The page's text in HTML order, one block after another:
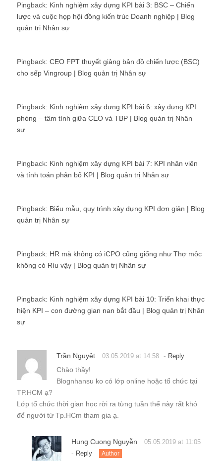
Pingback: Kinh nghiệm xây dựng KPI bài 3: BSC – Chiến
lược và cuộc họp hội đồng kiến trúc Doanh nghiệp | Blog
quản trị Nhân sự
Pingback: CEO FPT thuyết giảng bản đồ chiến lược (BSC)
cho sếp Vingroup | Blog quản trị Nhân sự
Pingback: Kinh nghiệm xây dựng KPI bài 6: xây dựng KPI
phòng – tâm tình giữa CEO và TBP | Blog quản trị Nhân
sự
Pingback: Kinh nghiệm xây dựng KPI bài 7: KPI nhân viên
và tính toán phân bổ KPI | Blog quản trị Nhân sự
Pingback: Biểu mẫu, quy trình xây dựng KPI đơn giản | Blog
quản trị Nhân sự
Pingback: HR mà không có iCPO cũng giống như Thợ mộc
không có Rìu vậy | Blog quản trị Nhân sự
Pingback: Kinh nghiệm xây dựng KPI bài 10: Triển khai thực
hiện KPI – con đường gian nan bắt đầu | Blog quản trị Nhân
sự
Trần Nguyệt 03.05.2019 at 14:58 - Reply
Chào thầy!
Blognhansu ko có lớp online hoặc tổ chức tại
TP.HCM ạ?
Lớp tổ chức thời gian học rời ra từng tuần thế này rất khó
để người từ Tp.HCm tham gia ạ.
Hung Cuong Nguyễn 05.05.2019 at 11:05
- Reply Author